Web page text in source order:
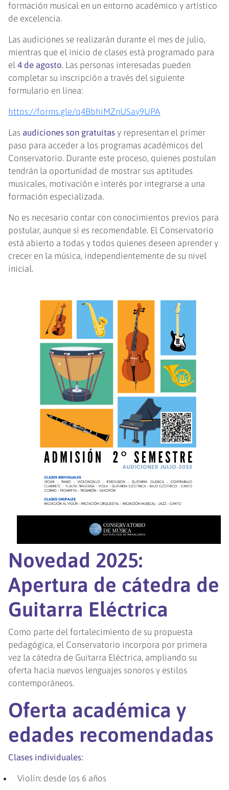
formación musical en un entorno académico y artístico
de excelencia.
Las audiciones se realizarán durante el mes de julio,
mientras que el inicio de clases está programado para
el4 de agosto. Las personas interesadas pueden
completar su inscripción a través del siguiente
formulario en línea:
https://forms.gle/q4BbhiMZnUSay9UPA
Lasaudiciones son gratuitas y representan el primer
paso para acceder a los programas académicos del
Conservatorio. Durante este proceso, quienes postulan
tendrán la oportunidad de mostrar sus aptitudes
musicales, motivación e interés por integrarse a una
formación especializada.
No es necesario contar con conocimientos previos para
postular, aunque sí es recomendable. El Conservatorio
está abierto a todas y todos quienes deseen aprender y
crecer en la música, independientemente de su nivel
inicial.
Novedad 2025:
Apertura de cátedra de
Guitarra Eléctrica
Como parte del fortalecimiento de su propuesta
pedagógica, el Conservatorio incorpora por primera
vez la cátedra de Guitarra Eléctrica, ampliando su
oferta hacia nuevos lenguajes sonoros y estilos
contemporáneos.
Oferta académica y
edades recomendadas
Clases individuales:
Violín: desde los 6 años